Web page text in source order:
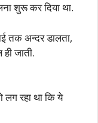
शुरू कर दिया था.
तक अन्दर डालता,
जाती.
लग रहा था कि ये